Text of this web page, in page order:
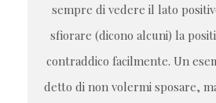
sempre di vedere il lato
sfiorare (dicono alcuni) la
contraddico facilmente. Un
detto di non volermi sposare,